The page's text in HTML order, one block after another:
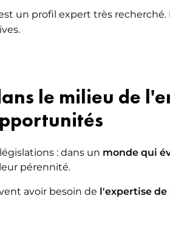
un profil expert très
le milieu de
: dans un monde qui
pérennité.
avoir besoin de l'expertise
MARKETING DU LUXE –